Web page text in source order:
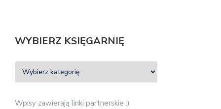
WYBIERZ KSIĘGARNIĘ
Wpisy zawierają linki partnerskie :)